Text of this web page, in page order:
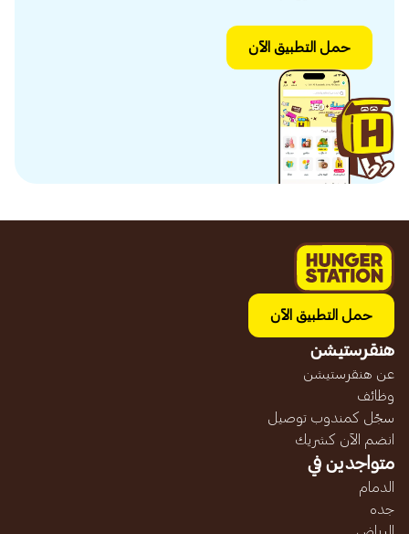
حمل التطبيق الآن
حمل التطبيق الآن
هنقرستيشن
عن هنقرستيشن
وظائف
سجّل كمندوب توصيل
انضم الآن كشريك
متواجدين في
الدمام
جده